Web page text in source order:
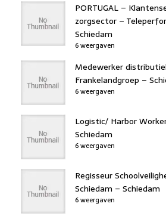
PORTUGAL –
zorgsector –
Schiedam
6 weergaven
Medewerker
Frankelandgroep –
6 weergaven
Logistic/ Harbor
Schiedam
6 weergaven
Regisseur
Schiedam – Schiedam
6 weergaven